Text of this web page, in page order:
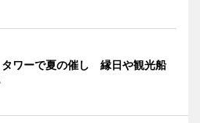
タワーで夏の催し 縁日や観光船